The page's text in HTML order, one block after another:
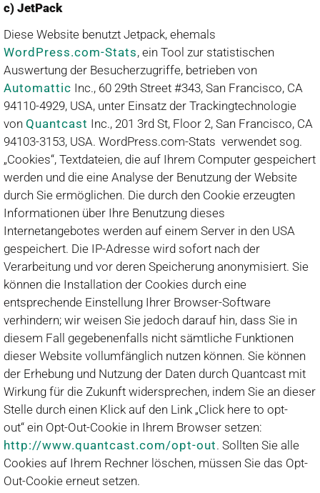
c) JetPack
Diese Website benutzt Jetpack, ehemals
WordPress.com-Stats, ein Tool zur statistischen
Auswertung der Besucherzugriffe, betrieben von
Automattic Inc., 60 29th Street #343, San Francisco, CA
94110-4929, USA, unter Einsatz der Trackingtechnologie
von Quantcast Inc., 201 3rd St, Floor 2, San Francisco, CA
94103-3153, USA. WordPress.com-Stats verwendet sog.
„Cookies“, Textdateien, die auf Ihrem Computer gespeichert
werden und die eine Analyse der Benutzung der Website
durch Sie ermöglichen. Die durch den Cookie erzeugten
Informationen über Ihre Benutzung dieses
Internetangebotes werden auf einem Server in den USA
gespeichert. Die IP-Adresse wird sofort nach der
Verarbeitung und vor deren Speicherung anonymisiert. Sie
können die Installation der Cookies durch eine
entsprechende Einstellung Ihrer Browser-Software
verhindern; wir weisen Sie jedoch darauf hin, dass Sie in
diesem Fall gegebenenfalls nicht sämtliche Funktionen
dieser Website vollumfänglich nutzen können. Sie können
der Erhebung und Nutzung der Daten durch Quantcast mit
Wirkung für die Zukunft widersprechen, indem Sie an dieser
Stelle durch einen Klick auf den Link „Click here to opt-
out“ ein Opt-Out-Cookie in Ihrem Browser setzen:
http://www.quantcast.com/opt-out. Sollten Sie alle
Cookies auf Ihrem Rechner löschen, müssen Sie das Opt-
Out-Cookie erneut setzen.